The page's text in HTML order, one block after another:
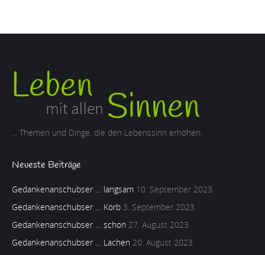
... Themen und Dinge, die den Lebenssinn erhöhen.
Neueste Beiträge
Gedankenanschubser … langsam 10. September 2023
Gedankenanschubser … Korb 3. September 2023
Gedankenanschubser … schon 27. August 2023
Gedankenanschubser … Lachen 20. August 2023